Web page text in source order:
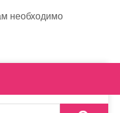
необходимо